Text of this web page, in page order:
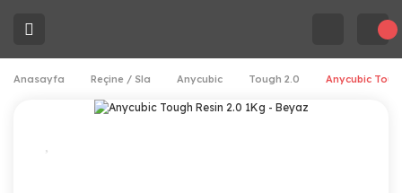
Anasayfa Reçine / Sla Anycubic Tough 2.0 Anycubic